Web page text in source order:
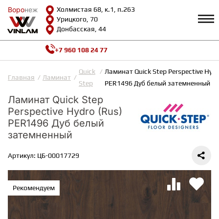
Воронеж
Холмистая 68, к.1, п.263
Урицкого, 70
Донбасская, 44
Воронеж
КАТАЛОГ Профиль
Возврат и гарантии
Сотрудничество
Вопросы и ответы
Видеообзоры
Полезная информация
Калькулятор
О нас
Контакты
ВИНИЛОВАЯ ПЛИТКА
ЛАМИНАТ
ПАРКЕТНАЯ ДОСКА
+7 960 108 24 77
Главная Ламинат
Quick
Step
Ламинат Quick Step Perspective
PER1496 Дуб белый затемненный
Ламинат Quick Step
Perspective Hydro (Rus)
PER1496 Дуб белый
затемненный
Артикул: ЦБ-00017729